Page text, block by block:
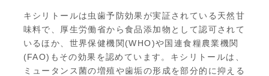
キシリトールは虫歯予防効果が実証されている天然甘
味料で、厚生労働省から食品添加物として認可されて
いるほか、世界保健機関(WHO)や国連食糧農業機関
(FAO)もその効果を認めています。キシリトールは、
ミュータンス菌の増殖や歯垢の形成を部分的に抑える